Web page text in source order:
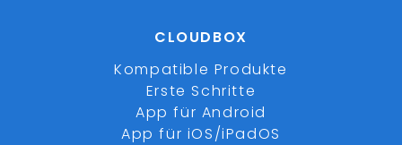
CLOUDBOX
Kompatible Produkte
Erste Schritte
App für Android
App für iOS/iPadOS